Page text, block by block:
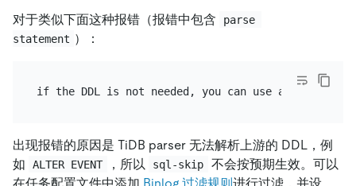
对于类似下面这种报错（报错中包含
parse
statement ）：
出现报错的原因是 TiDB parser 无法解析上游的 DDL，例
如
ALTER EVENT ，所以 sql-skip
不会按预期生效。可以